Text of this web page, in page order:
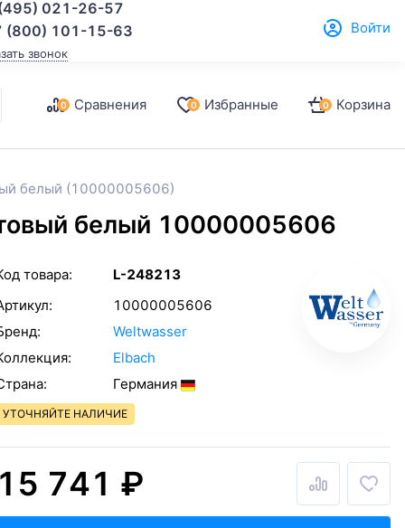
021-26-57
(800) 101-15-63
звонок
Войти
0 Сравнения 0 Избранные 0 Корзина
белый (10000005606)
белый 10000005606
товара:
L-248213
10000005606
Weltwasser
Elbach
Германия
УТОЧНЯЙТЕ НАЛИЧИЕ
741 ₽